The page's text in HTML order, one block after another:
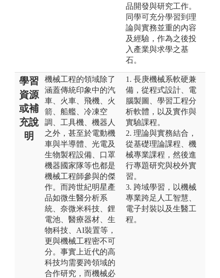
品開發與研究工作。
同學可充分學習到理
論與實務並重的內容
及經驗，作為之後投
入產業與求學之基
石。
學習
資源
或補
充說
明
機械工程的領域除了
涵蓋傳統印象中的汽
車、火車、飛機、火
箭、船艦、冷凍空
調、工具機、機器人
之外，甚至於電動機
車與半導體、光電及
生物製程設備、口罩
機器國家隊等也都是
機械工程師參與的傑
作。而跨世紀明星產
品如微生醫分析系
統、奈微米科技、鋰
電池、醫療器材、生
物科技、AI裝置等，
更與機械工程密不可
分。事實上近代的高
科技均需要跨領域的
合作研究，而機械必
1. 長庚機械系軟硬兼
備，從程式設計、電
腦製圖、學習工程分
析軟體，以及實作與
實驗課程。
2. 理論與實務結合，
從基礎理論課程、機
械專業課程，然後進
行專題研究與校外實
習。
3. 跨域學習，以機械
專業跨足人工智慧、
電子封裝以及生醫工
程。